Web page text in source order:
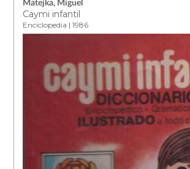
Matejka, Miguel
Caymi infantil
Enciclopedia | 1986